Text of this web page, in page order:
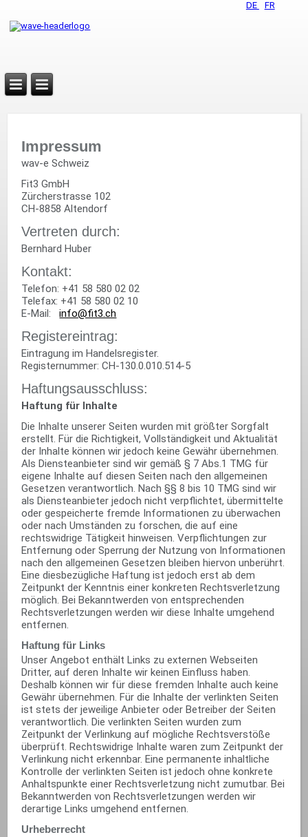
DE FR
Impressum
wav-e Schweiz
Fit3 GmbH
Zürcherstrasse 102
CH-8858 Altendorf
Vertreten durch:
Bernhard Huber
Kontakt:
Telefon: +41 58 580 02 02
Telefax: +41 58 580 02 10
E-Mail:info@fit3.ch
Registereintrag:
Eintragung im Handelsregister.
Registernummer: CH-130.0.010.514-5
Haftungsausschluss:
Haftung für Inhalte
Die Inhalte unserer Seiten wurden mit größter Sorgfalt
erstellt. Für die Richtigkeit, Vollständigkeit und Aktualität
der Inhalte können wir jedoch keine Gewähr übernehmen.
Als Diensteanbieter sind wir gemäß § 7 Abs.1 TMG für
eigene Inhalte auf diesen Seiten nach den allgemeinen
Gesetzen verantwortlich. Nach §§ 8 bis 10 TMG sind wir
als Diensteanbieter jedoch nicht verpflichtet, übermittelte
oder gespeicherte fremde Informationen zu überwachen
oder nach Umständen zu forschen, die auf eine
rechtswidrige Tätigkeit hinweisen. Verpflichtungen zur
Entfernung oder Sperrung der Nutzung von Informationen
nach den allgemeinen Gesetzen bleiben hiervon unberührt.
Eine diesbezügliche Haftung ist jedoch erst ab dem
Zeitpunkt der Kenntnis einer konkreten Rechtsverletzung
möglich. Bei Bekanntwerden von entsprechenden
Rechtsverletzungen werden wir diese Inhalte umgehend
entfernen.
Haftung für Links
Unser Angebot enthält Links zu externen Webseiten
Dritter, auf deren Inhalte wir keinen Einfluss haben.
Deshalb können wir für diese fremden Inhalte auch keine
Gewähr übernehmen. Für die Inhalte der verlinkten Seiten
ist stets der jeweilige Anbieter oder Betreiber der Seiten
verantwortlich. Die verlinkten Seiten wurden zum
Zeitpunkt der Verlinkung auf mögliche Rechtsverstöße
überprüft. Rechtswidrige Inhalte waren zum Zeitpunkt der
Verlinkung nicht erkennbar. Eine permanente inhaltliche
Kontrolle der verlinkten Seiten ist jedoch ohne konkrete
Anhaltspunkte einer Rechtsverletzung nicht zumutbar. Bei
Bekanntwerden von Rechtsverletzungen werden wir
derartige Links umgehend entfernen.
Urheberrecht